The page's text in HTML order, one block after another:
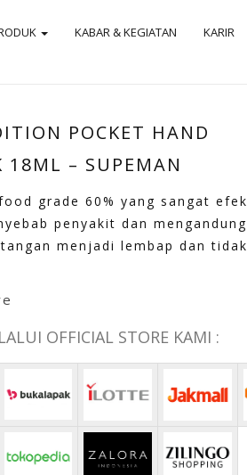
KABAR & KEGIATAN KARIR
POCKET HAND
18ML – SUPEMAN
grade 60% yang sangat
penyakit dan mengandung
menjadi lembap dan
OFFICIAL STORE KAMI :